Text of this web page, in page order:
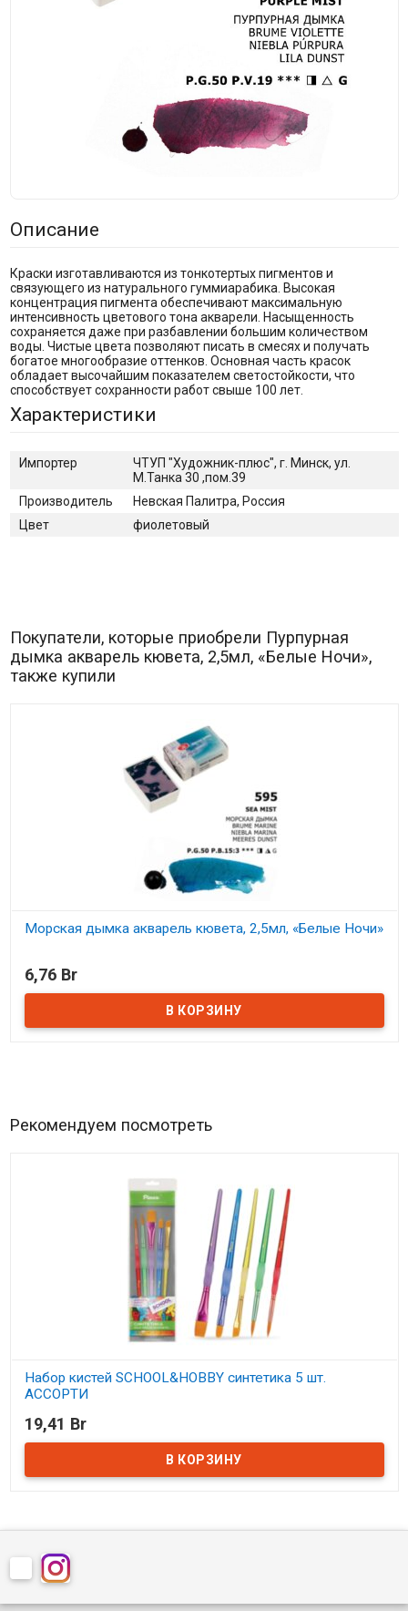
Описание
Краски изготавливаются из тонкотертых пигментов и
связующего из натурального гуммиарабика. Высокая
концентрация пигмента обеспечивают максимальную
интенсивность цветового тона акварели. Насыщенность
сохраняется даже при разбавлении большим количеством
воды. Чистые цвета позволяют писать в смесях и получать
богатое многообразие оттенков. Основная часть красок
обладает высочайшим показателем светостойкости, что
способствует сохранности работ свыше 100 лет.
Характеристики
Импортер
ЧТУП "Художник-плюс", г. Минск, ул.
М.Танка 30 ,пом.39
Производитель
Невская Палитра, Россия
Цвет
фиолетовый
Покупатели, которые приобрели Пурпурная
дымка акварель кювета, 2,5мл, «Белые Ночи»,
также купили
Морская дымка акварель кювета, 2,5мл, «Белые Ночи»
6,76 Br
Рекомендуем посмотреть
Набор кистей SCHOOL&HOBBY синтетика 5 шт.
АССОРТИ
В наличии
19,41 Br